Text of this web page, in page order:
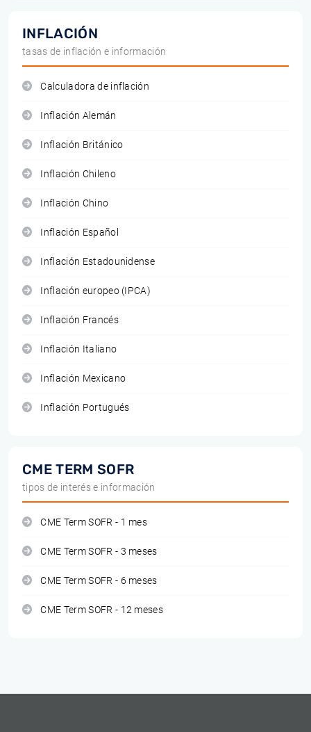
INFLACIÓN
tasas de inflación e información
Calculadora de inflación
Inflación Alemán
Inflación Británico
Inflación Chileno
Inflación Chino
Inflación Español
Inflación Estadounidense
Inflación europeo (IPCA)
Inflación Francés
Inflación Italiano
Inflación Mexicano
Inflación Portugués
CME TERM SOFR
tipos de interés e información
CME Term SOFR - 1 mes
CME Term SOFR - 3 meses
CME Term SOFR - 6 meses
CME Term SOFR - 12 meses